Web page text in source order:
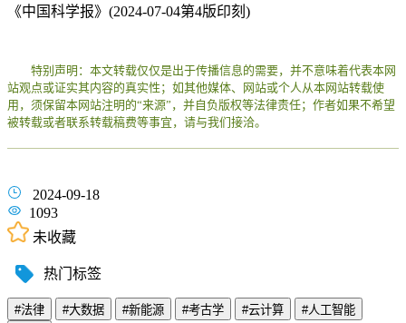
《中国科学报》(2024-07-04第4版印刻)
特别声明：本文转载仅仅是出于传播信息的需要，并不意味着代表本网
站观点或证实其内容的真实性；如其他媒体、网站或个人从本网站转载使
用，须保留本网站注明的“来源”，并自负版权等法律责任；作者如果不希望
被转载或者联系转载稿费等事宜，请与我们接洽。
2024-09-18
1093
未收藏
热门标签
#法律 #大数据 #新能源 #考古学 #云计算
#人工智能